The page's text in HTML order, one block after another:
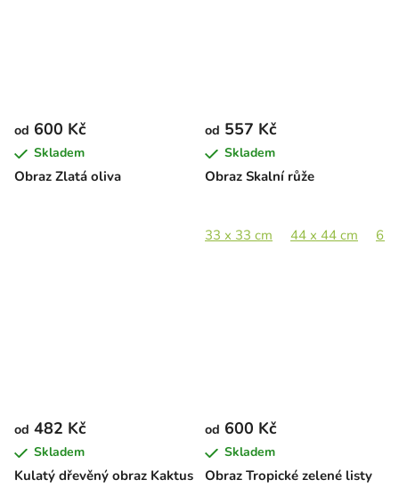
Obraz Zlatá oliva
od 600 Kč
Skladem
Obraz Skalní růže
od 557 Kč
Skladem
33 x 33 cm 44 x 44 cm 65
Kulatý dřevěný obraz Kaktus
od 482 Kč
Skladem
Obraz Tropické zelené listy
od 600 Kč
Skladem